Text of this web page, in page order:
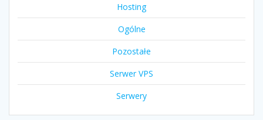
Hosting
Ogólne
Pozostałe
Serwer VPS
Serwery